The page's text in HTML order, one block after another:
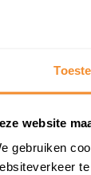
website
gebruiken
is 45
15 dagen.
is de